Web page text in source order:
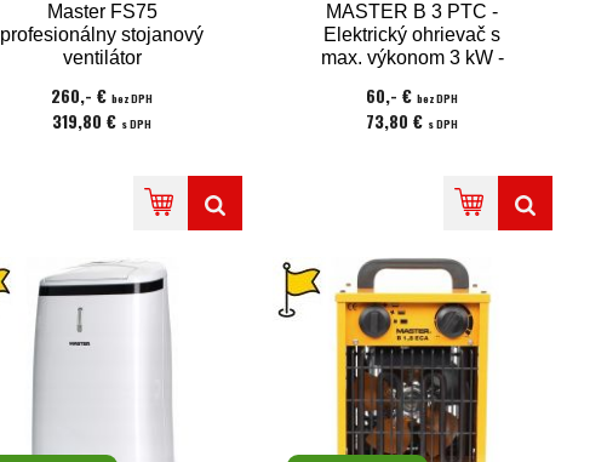
Master FS75
profesionálny stojanový
ventilátor
260,- €bez DPH
319,80 € s DPH
MASTER B 3 PTC -
Elektrický ohrievač s
max. výkonom 3 kW -
60,- €bez DPH
73,80 € s DPH